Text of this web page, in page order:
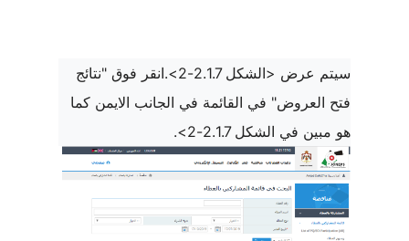
سيتم عرض <الشكل 2.1.7-2>.انقر فوق "نتائج
فتح العروض" في القائمة في الجانب الايمن كما
هو مبين في الشكل 2.1.7-2>.